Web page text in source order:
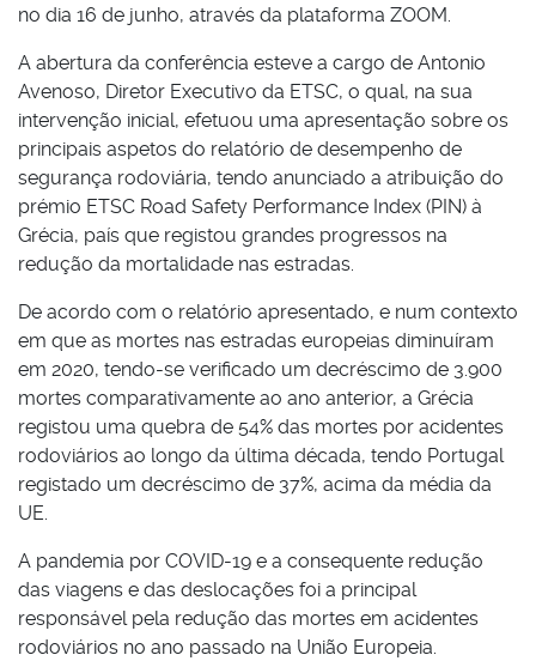
no dia 16 de junho, através da plataforma ZOOM.
A abertura da conferência esteve a cargo de Antonio
Avenoso, Diretor Executivo da ETSC, o qual, na sua
intervenção inicial, efetuou uma apresentação sobre os
principais aspetos do relatório de desempenho de
segurança rodoviária, tendo anunciado a atribuição do
prémio ETSC Road Safety Performance Index (PIN) à
Grécia, país que registou grandes progressos na
redução da mortalidade nas estradas.
De acordo com o relatório apresentado, e num contexto
em que as mortes nas estradas europeias diminuíram
em 2020, tendo-se verificado um decréscimo de 3.900
mortes comparativamente ao ano anterior, a Grécia
registou uma quebra de 54% das mortes por acidentes
rodoviários ao longo da última década, tendo Portugal
registado um decréscimo de 37%, acima da média da
UE.
A pandemia por COVID-19 e a consequente redução
das viagens e das deslocações foi a principal
responsável pela redução das mortes em acidentes
rodoviários no ano passado na União Europeia.